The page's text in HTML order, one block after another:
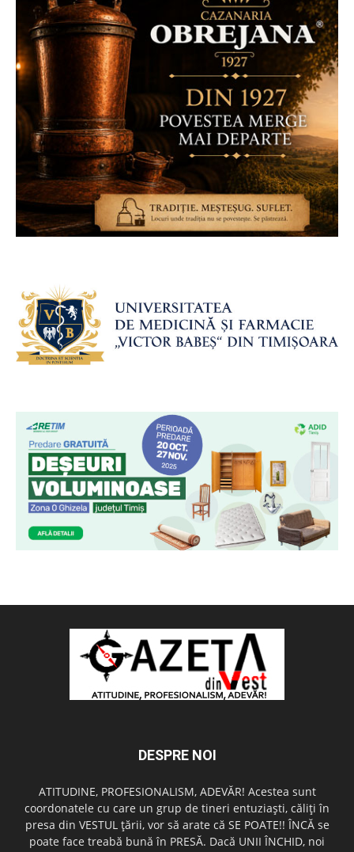
DESPRE NOI
ATITUDINE, PROFESIONALISM, ADEVĂR! Acestea sunt
coordonatele cu care un grup de tineri entuziaşti, căliţi în
presa din VESTUL ţării, vor să arate că SE POATE!! ÎNCĂ se
poate face treabă bună în PRESĂ. Dacă UNII ÎNCHID, noi